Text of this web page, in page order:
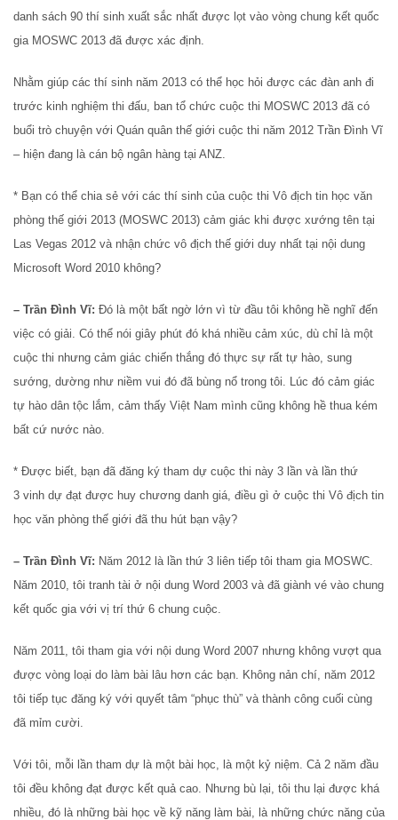
danh sách 90 thí sinh xuất sắc nhất được lọt vào vòng chung kết quốc
gia MOSWC 2013 đã được xác định.
Nhằm giúp các thí sinh năm 2013 có thể học hỏi được các đàn anh đi
trước kinh nghiệm thi đấu, ban tổ chức cuộc thi MOSWC 2013 đã có
buổi trò chuyện với Quán quân thế giới cuộc thi năm 2012 Trần Đình Vĩ
– hiện đang là cán bộ ngân hàng tại ANZ.
* Bạn có thể chia sẻ với các thí sinh của cuộc thi Vô địch tin học văn
phòng thế giới 2013 (MOSWC 2013) cảm giác khi được xướng tên tại
Las Vegas 2012 và nhận chức vô địch thế giới duy nhất tại nội dung
Microsoft Word 2010 không?
– Trần Đình Vĩ: Đó là một bất ngờ lớn vì từ đầu tôi không hề nghĩ đến
việc có giải. Có thể nói giây phút đó khá nhiều cảm xúc, dù chỉ là một
cuộc thi nhưng cảm giác chiến thắng đó thực sự rất tự hào, sung
sướng, dường như niềm vui đó đã bùng nổ trong tôi. Lúc đó cảm giác
tự hào dân tộc lắm, cảm thấy Việt Nam mình cũng không hề thua kém
bất cứ nước nào.
* Được biết, bạn đã đăng ký tham dự cuộc thi này 3 lần và lần thứ
3 vinh dự đạt được huy chương danh giá, điều gì ở cuộc thi Vô địch tin
học văn phòng thế giới đã thu hút bạn vậy?
– Trần Đình Vĩ: Năm 2012 là lần thứ 3 liên tiếp tôi tham gia MOSWC.
Năm 2010, tôi tranh tài ở nội dung Word 2003 và đã giành vé vào chung
kết quốc gia với vị trí thứ 6 chung cuộc.
Năm 2011, tôi tham gia với nội dung Word 2007 nhưng không vượt qua
được vòng loại do làm bài lâu hơn các bạn. Không nản chí, năm 2012
tôi tiếp tục đăng ký với quyết tâm “phục thù” và thành công cuối cùng
đã mỉm cười.
Với tôi, mỗi lần tham dự là một bài học, là một kỷ niệm. Cả 2 năm đầu
tôi đều không đạt được kết quả cao. Nhưng bù lại, tôi thu lại được khá
nhiều, đó là những bài học về kỹ năng làm bài, là những chức năng của